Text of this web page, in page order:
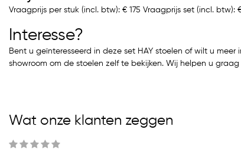
Vraagprijs per stuk (incl. btw): € 175 Vraagprijs set (incl. btw):
Interesse?
Bent u geïnteresseerd in deze set HAY stoelen of wilt u
showroom om de stoelen zelf te bekijken. Wij helpen u
Wat onze klanten zeggen